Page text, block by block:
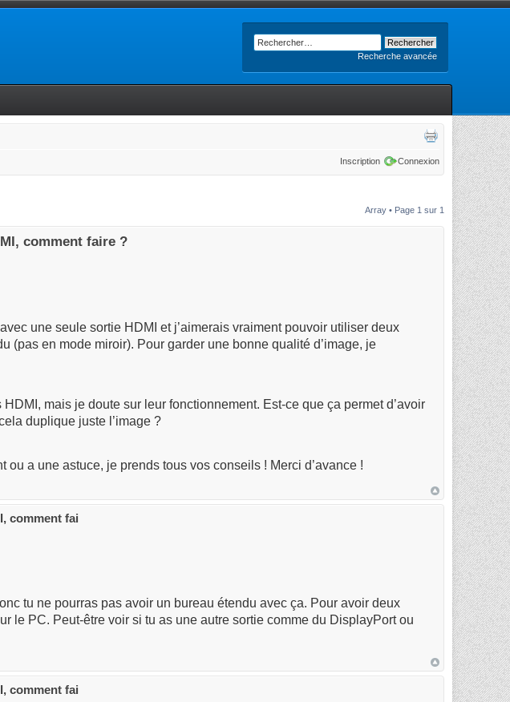
Recherche avancée
Inscription Connexion
Array • Page 1 sur 1
comment faire ?
une seule sortie HDMI et j’aimerais vraiment pouvoir utiliser deux
(pas en mode miroir). Pour garder une bonne qualité d’image, je
mais je doute sur leur fonctionnement. Est-ce que ça permet d’avoir
duplique juste l’image ?
ou a une astuce, je prends tous vos conseils ! Merci d’avance !
comment fai
tu ne pourras pas avoir un bureau étendu avec ça. Pour avoir deux
le PC. Peut-être voir si tu as une autre sortie comme du DisplayPort ou
comment fai